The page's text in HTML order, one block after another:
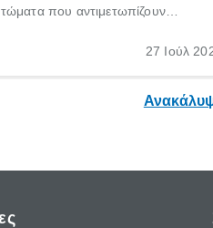
που αντιμετωπίζουν
για το «κνησμός τι είναι»,
27 Ιούλ